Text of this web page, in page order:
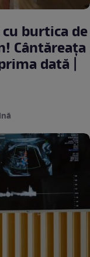
burtica de
Cântăreața
dată |